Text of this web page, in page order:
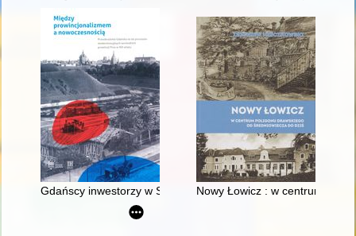
Gdańscy inwestorzy w Sopocie : prestiż finansowy i
Nowy Łowicz : w centrum